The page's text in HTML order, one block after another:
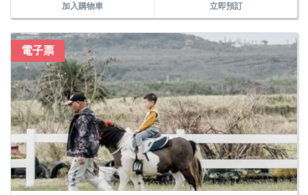
加入購物車 立即預訂
電子票